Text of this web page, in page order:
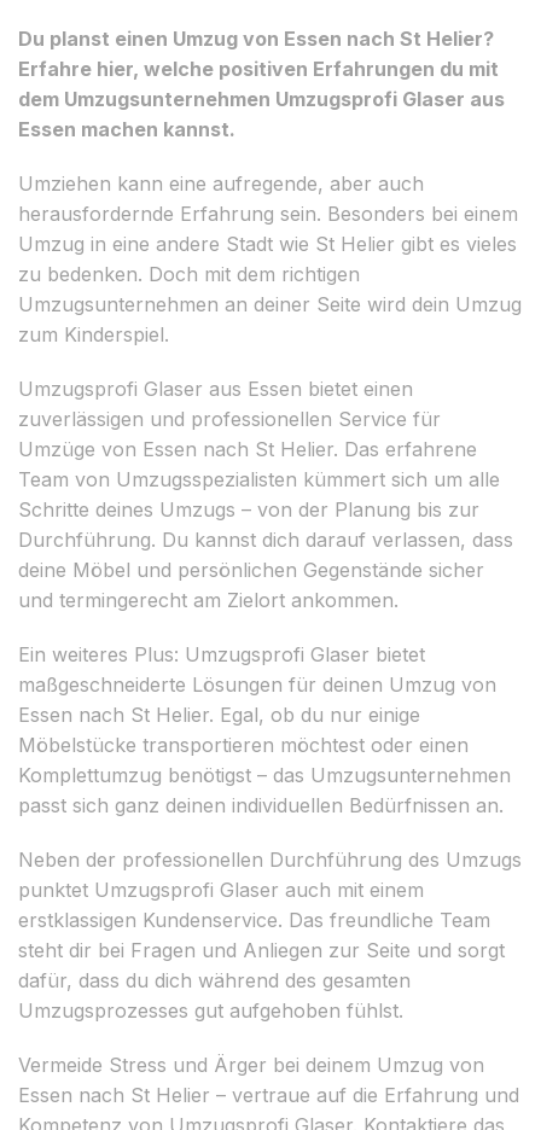
Du planst einen Umzug von Essen nach St Helier?
Erfahre hier, welche positiven Erfahrungen du mit
dem Umzugsunternehmen Umzugsprofi Glaser aus
Essen machen kannst.
Umziehen kann eine aufregende, aber auch
herausfordernde Erfahrung sein. Besonders bei einem
Umzug in eine andere Stadt wie St Helier gibt es vieles
zu bedenken. Doch mit dem richtigen
Umzugsunternehmen an deiner Seite wird dein Umzug
zum Kinderspiel.
Umzugsprofi Glaser aus Essen bietet einen
zuverlässigen und professionellen Service für
Umzüge von Essen nach St Helier. Das erfahrene
Team von Umzugsspezialisten kümmert sich um alle
Schritte deines Umzugs – von der Planung bis zur
Durchführung. Du kannst dich darauf verlassen, dass
deine Möbel und persönlichen Gegenstände sicher
und termingerecht am Zielort ankommen.
Ein weiteres Plus: Umzugsprofi Glaser bietet
maßgeschneiderte Lösungen für deinen Umzug von
Essen nach St Helier. Egal, ob du nur einige
Möbelstücke transportieren möchtest oder einen
Komplettumzug benötigst – das Umzugsunternehmen
passt sich ganz deinen individuellen Bedürfnissen an.
Neben der professionellen Durchführung des Umzugs
punktet Umzugsprofi Glaser auch mit einem
erstklassigen Kundenservice. Das freundliche Team
steht dir bei Fragen und Anliegen zur Seite und sorgt
dafür, dass du dich während des gesamten
Umzugsprozesses gut aufgehoben fühlst.
Vermeide Stress und Ärger bei deinem Umzug von
Essen nach St Helier – vertraue auf die Erfahrung und
Kompetenz von Umzugsprofi Glaser. Kontaktiere das